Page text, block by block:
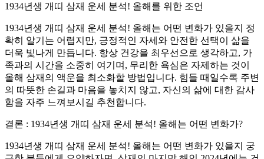
1934년생 개띠 삼재 운세 분석! 올해를 위한 조언
1934년생 개띠 삼재 운세 분석! 올해는 어떤 변화가 있을지 정
확히 알기는 어렵지만, 긍정적인 자세와 안전한 선택이 삶을
더욱 빛나게 만듭니다. 항상 건강을 최우선으로 생각하고, 가
족과의 시간을 소중히 여기며, 무리한 욕심은 자제하는 것이
올해 삼재의 액운을 최소화할 방법입니다. 힘들 때일수록 주변
의 따뜻한 손길과 마음을 놓치지 않고, 자신의 삶에 대한 감사
함을 자주 느껴보시길 추천합니다.
결론 : 1934년생 개띠 삼재 운세 분석! 올해는 어떤 변화가?
1934년생 개띠 삼재 운세 분석! 올해는 어떤 변화가 있을지 궁